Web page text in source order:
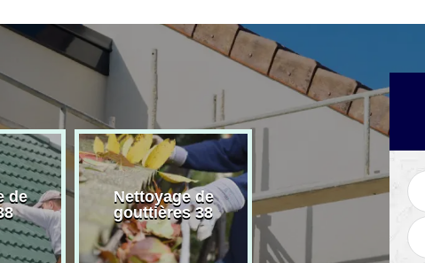
de
Nettoyage de
gouttières 38
Artisan peintre 38